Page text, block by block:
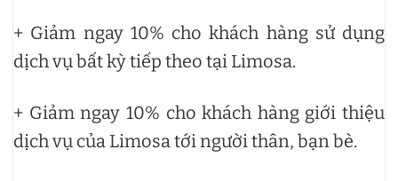
+ Giảm ngay 10% cho khách hàng sử dụng
dịch vụ bất kỳ tiếp theo tại Limosa.
+ Giảm ngay 10% cho khách hàng giới thiệu
dịch vụ của Limosa tới người thân, bạn bè.